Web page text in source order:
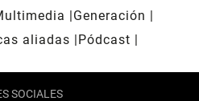
Generación
aliadas
Pódcast
SOCIALES